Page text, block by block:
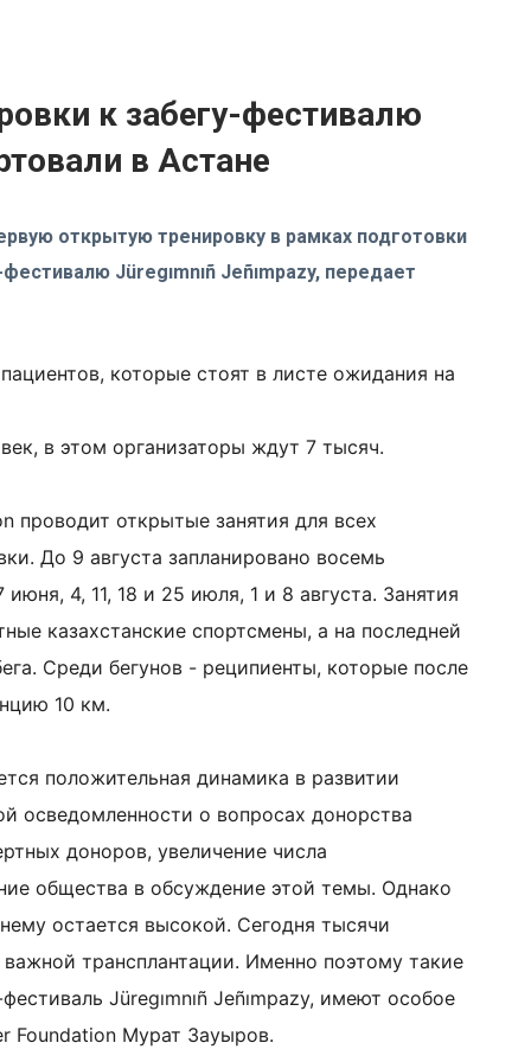
к забегу-фестивалю
в Астане
открытую тренировку в рамках подготовки
Jüregımnıñ Jeñımpazy, передает
которые стоят в листе ожидания на
в этом организаторы ждут 7 тысяч.
проводит открытые занятия для всех
До 9 августа запланировано восемь
4, 11, 18 и 25 июля, 1 и 8 августа. Занятия
казахстанские спортсмены, а на последней
Среди бегунов - реципиенты, которые после
10 км.
положительная динамика в развитии
осведомленности о вопросах донорства
доноров, увеличение числа
общества в обсуждение этой темы. Однако
остается высокой. Сегодня тысячи
трансплантации. Именно поэтому такие
Jüregımnıñ Jeñımpazy, имеют особое
Foundation Мурат Зауыров.